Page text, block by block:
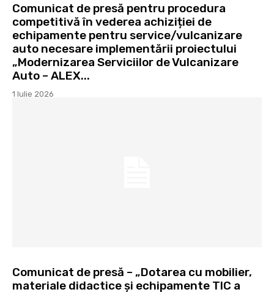
Comunicat de presă pentru procedura
competitivă în vederea achiziției de
echipamente pentru service/vulcanizare
auto necesare implementării proiectului
„Modernizarea Serviciilor de Vulcanizare
Auto – ALEX...
1 Iulie 2026
Comunicat de presă – „Dotarea cu mobilier,
materiale didactice și echipamente TIC a